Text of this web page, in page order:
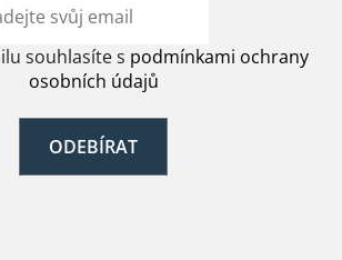
souhlasíte s podmínkami ochrany
osobních údajů
ODEBÍRAT